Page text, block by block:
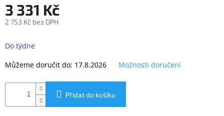
Obchodní
Autorizované
záruk
pojištění
3 331 Kč
2 753 Kč bez DPH
cena:
Do týdne
Můžeme doručit do: 17.8.2026 Možnosti doručení
Přidat do košíku